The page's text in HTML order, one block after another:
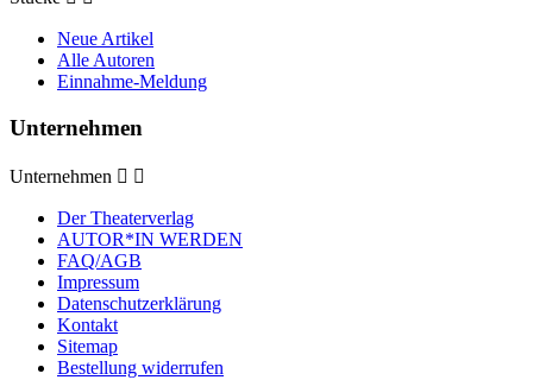
Neue Artikel
Alle Autoren
Einnahme-Meldung
Unternehmen
Unternehmen  
Der Theaterverlag
AUTOR*IN WERDEN
FAQ/AGB
Impressum
Datenschutzerklärung
Kontakt
Sitemap
Bestellung widerrufen